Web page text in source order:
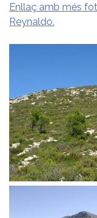
Enllaç amb més
Reynaldo.